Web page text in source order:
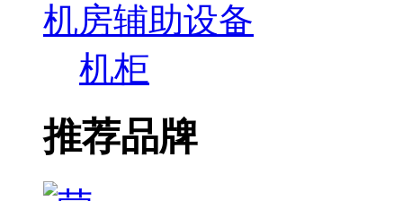
机房辅助设备
机柜
推荐品牌